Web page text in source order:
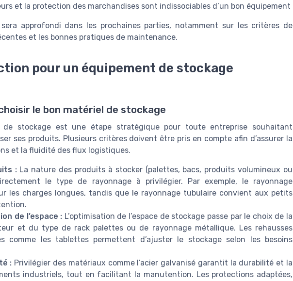
et la protection des marchandises sont indissociables d’un bon équipement
sera approfondi dans les prochaines parties, notamment sur les critères de
et les bonnes pratiques de maintenance.
pour un équipement de stockage
le bon matériel de stockage
de stockage est une étape stratégique pour toute entreprise souhaitant
ses produits. Plusieurs critères doivent être pris en compte afin d’assurer la
et la fluidité des flux logistiques.
:La nature des produits à stocker (palettes, bacs, produits volumineux ou
le type de rayonnage à privilégier. Par exemple, le rayonnage
les charges longues, tandis que le rayonnage tubulaire convient aux petits
de l’espace : L’optimisation de l’espace de stockage passe par le choix de la
et du type de rack palettes ou de rayonnage métallique. Les rehausses
comme les tablettes permettent d’ajuster le stockage selon les besoins
: Privilégier des matériaux comme l’acier galvanisé garantit la durabilité et la
industriels, tout en facilitant la manutention. Les protections adaptées,